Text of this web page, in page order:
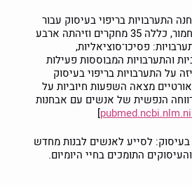
התערבויות בריפוי בעיסוק עבור
מבוגרים עם קושי נפשי חמור, כללה 35 מחקרים וזיהתה ארבע
פסיכו־סוציאליות,
והתערבויות המבוססות פעילות
על התערבויות בריפוי בעיסוק
מצאה השפעות חיוביות על
הנפשית של אנשים עם אבחנות
]
בעיסוק: לסייע לאנשים לבנות מחדש
התומכים בחיי היומיום.